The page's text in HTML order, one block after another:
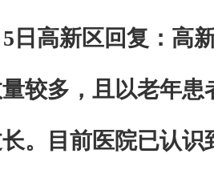
5 日高新区回复： 高
较多，且以老年
长。目前医院已认